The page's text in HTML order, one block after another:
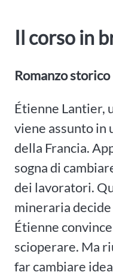
Il corso in
Romanzo storico
Étienne Lantier,
viene assunto in
della Francia.
sogna di
dei lavoratori.
mineraria
Étienne
scioperare. Ma
far cambiare